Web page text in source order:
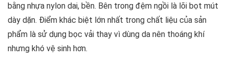
bằng nhựa nylon dai, bền. Bên trong đệm ngồi là lõi bọt mút
dày dặn. Điểm khác biệt lớn nhất trong chất liệu của sản
phẩm là sử dụng bọc vải thay vì dùng da nên thoáng khí
nhưng khó vệ sinh hơn.